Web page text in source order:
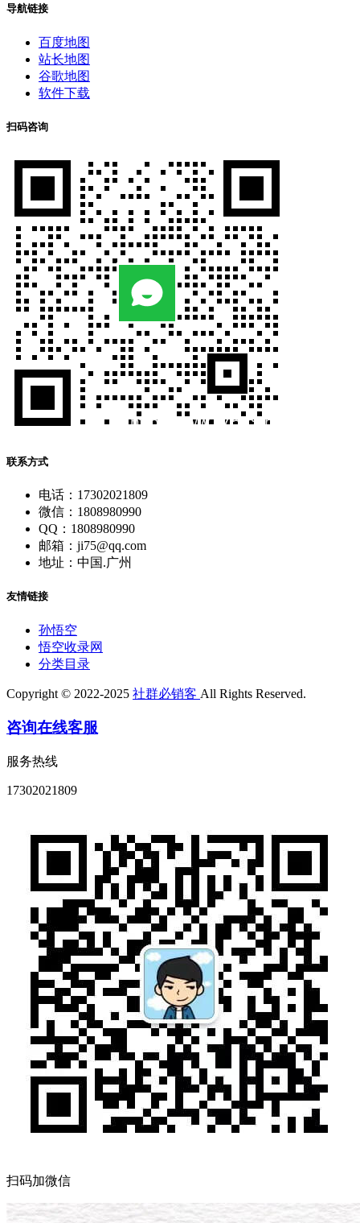
导航链接
百度地图
站长地图
谷歌地图
软件下载
扫码咨询
联系方式
电话：17302021809
微信：1808980990
QQ：1808980990
邮箱：ji75@qq.com
地址：中国.广州
友情链接
孙悟空
悟空收录网
分类目录
Copyright © 2022-2025 社群必销客 All Rights Reserved.
咨询在线客服
服务热线
17302021809
扫码加微信